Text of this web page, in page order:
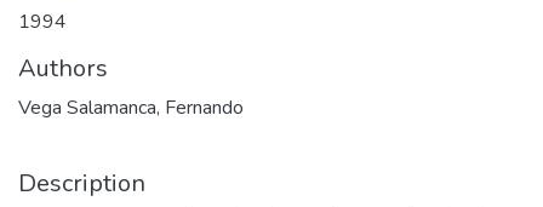
1994
Authors
Vega Salamanca, Fernando
Description